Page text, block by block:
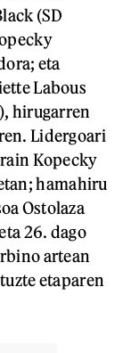
(SD
eta
Labous
hirugarren
Lidergoari
Kopecky
hamahiru
Ostolaza
26. dago
artean
etaparen